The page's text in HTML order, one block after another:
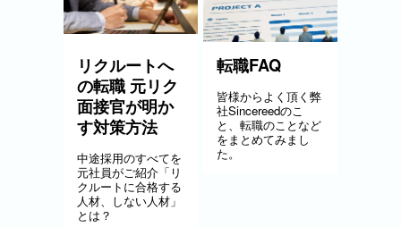
リクルートへ
の転職 元リク
面接官が明か
す対策方法
中途採用のすべてを
元社員がご紹介「リ
クルートに合格する
人材、しない人材」
とは？
転職FAQ
皆様からよく頂く弊
社Sincereedのこ
と、転職のことなど
をまとめてみまし
た。